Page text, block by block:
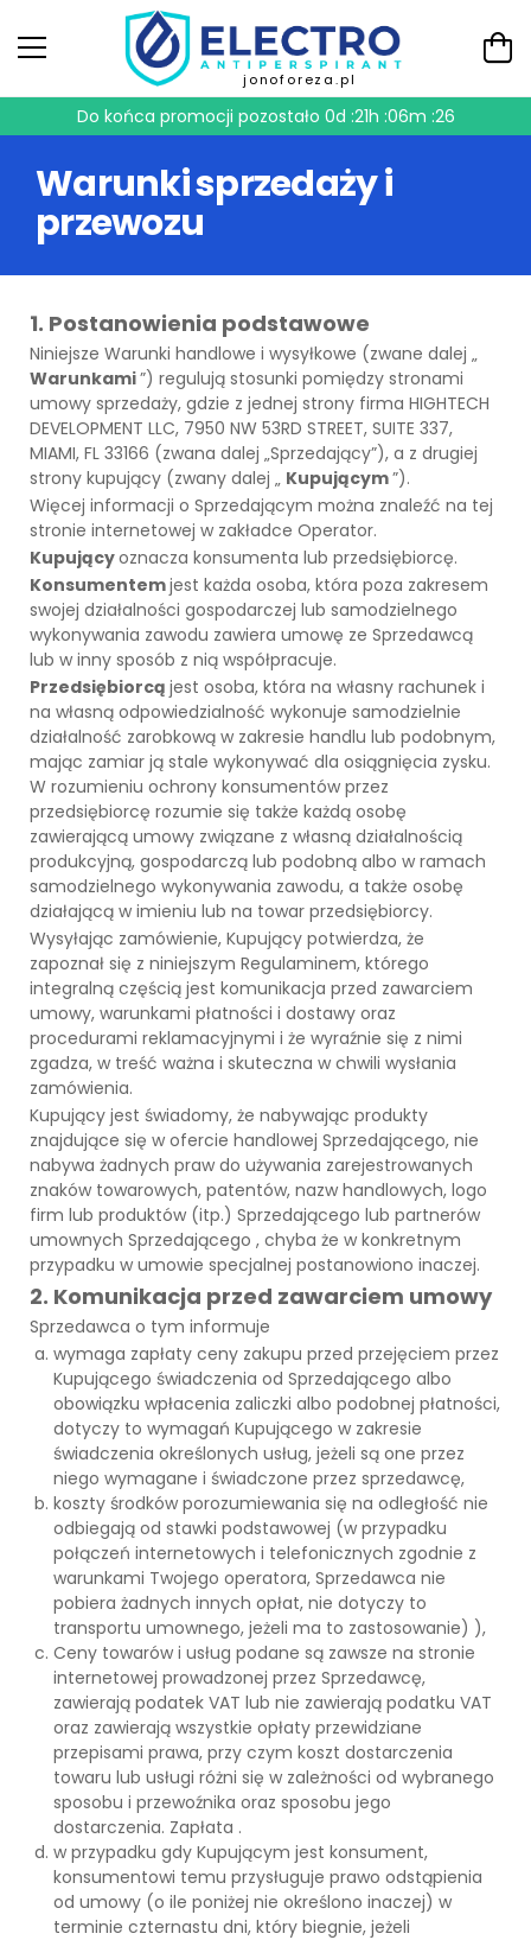
jonoforeza.pl
Do końca promocji pozostało 0d :21h :06m :25
Warunki sprzedaży i
przewozu
1. Postanowienia podstawowe
Niniejsze Warunki handlowe i wysyłkowe (zwane dalej „
Warunkami”) regulują stosunki pomiędzy stronami
umowy sprzedaży, gdzie z jednej strony firma HIGHTECH
DEVELOPMENT LLC, 7950 NW 53RD STREET, SUITE 337,
MIAMI, FL 33166 (zwana dalej „Sprzedający”), a z drugiej
strony kupujący (zwany dalej „ Kupującym”).
Więcej informacji o Sprzedającym można znaleźć na tej
stronie internetowej w zakładce Operator.
Kupującyoznacza konsumenta lub przedsiębiorcę.
Konsumentemjest każda osoba, która poza zakresem
swojej działalności gospodarczej lub samodzielnego
wykonywania zawodu zawiera umowę ze Sprzedawcą
lub w inny sposób z nią współpracuje.
Przedsiębiorcą jest osoba, która na własny rachunek i
na własną odpowiedzialność wykonuje samodzielnie
działalność zarobkową w zakresie handlu lub podobnym,
mając zamiar ją stale wykonywać dla osiągnięcia zysku.
W rozumieniu ochrony konsumentów przez
przedsiębiorcę rozumie się także każdą osobę
zawierającą umowy związane z własną działalnością
produkcyjną, gospodarczą lub podobną albo w ramach
samodzielnego wykonywania zawodu, a także osobę
działającą w imieniu lub na towar przedsiębiorcy.
Wysyłając zamówienie, Kupujący potwierdza, że
zapoznał się z niniejszym Regulaminem, którego
integralną częścią jest komunikacja przed zawarciem
umowy, warunkami płatności i dostawy oraz
procedurami reklamacyjnymi i że wyraźnie się z nimi
zgadza, w treść ważna i skuteczna w chwili wysłania
zamówienia.
Kupujący jest świadomy, że nabywając produkty
znajdujące się w ofercie handlowej Sprzedającego, nie
nabywa żadnych praw do używania zarejestrowanych
znaków towarowych, patentów, nazw handlowych, logo
firm lub produktów (itp.) Sprzedającego lub partnerów
umownych Sprzedającego , chyba że w konkretnym
przypadku w umowie specjalnej postanowiono inaczej.
2. Komunikacja przed zawarciem umowy
Sprzedawca o tym informuje
wymaga zapłaty ceny zakupu przed przejęciem przez
Kupującego świadczenia od Sprzedającego albo
obowiązku wpłacenia zaliczki albo podobnej płatności,
dotyczy to wymagań Kupującego w zakresie
świadczenia określonych usług, jeżeli są one przez
niego wymagane i świadczone przez sprzedawcę,
koszty środków porozumiewania się na odległość nie
odbiegają od stawki podstawowej (w przypadku
połączeń internetowych i telefonicznych zgodnie z
warunkami Twojego operatora, Sprzedawca nie
pobiera żadnych innych opłat, nie dotyczy to
transportu umownego, jeżeli ma to zastosowanie) ),
Ceny towarów i usług podane są zawsze na stronie
internetowej prowadzonej przez Sprzedawcę,
zawierają podatek VAT lub nie zawierają podatku VAT
oraz zawierają wszystkie opłaty przewidziane
przepisami prawa, przy czym koszt dostarczenia
towaru lub usługi różni się w zależności od wybranego
sposobu i przewoźnika oraz sposobu jego
dostarczenia. Zapłata .
w przypadku gdy Kupującym jest konsument,
konsumentowi temu przysługuje prawo odstąpienia
od umowy (o ile poniżej nie określono inaczej) w
terminie czternastu dni, który biegnie, jeżeli